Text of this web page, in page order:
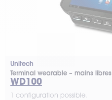
Unitech
Terminal wearable – mains libres
WD100
1 configuration possible.